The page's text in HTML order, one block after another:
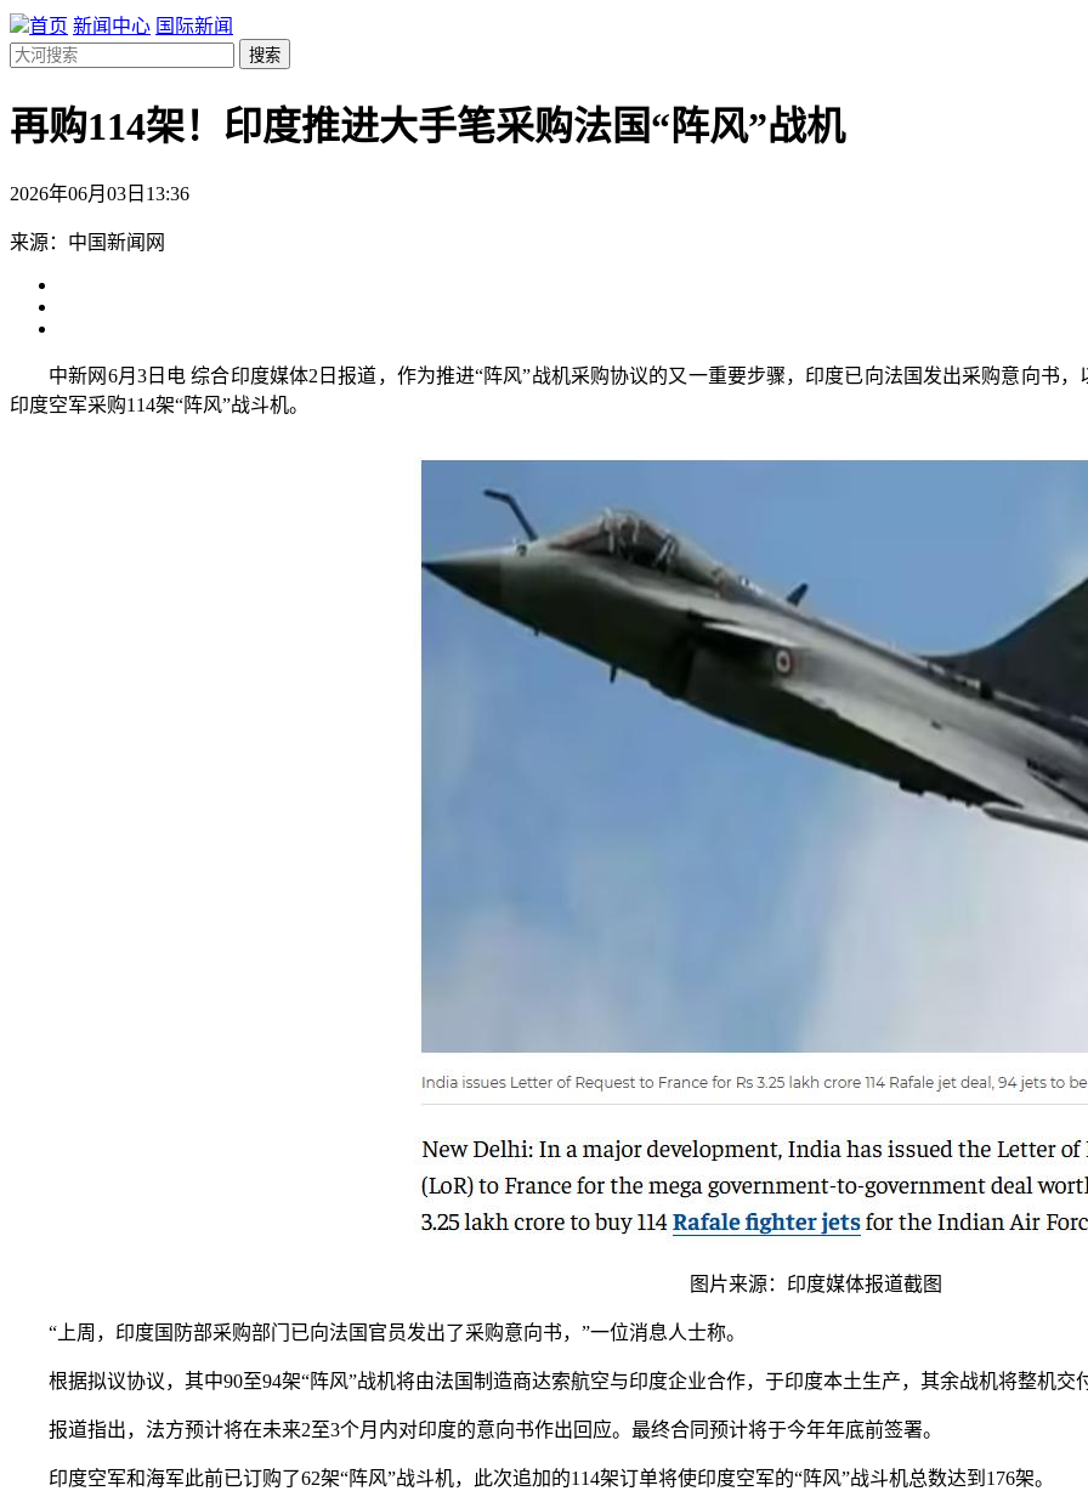
首页 新闻中心 国际新闻
搜索
再购114架！印度推进大手笔采购法国“阵风”战机
2026年06月03日13:36
来源：中国新闻网
中新网6月3日电 综合印度媒体2日报道，作为推进“阵风”战机采购协议的又一重要步骤，印度已向法国发出采购意向书，
印度空军采购114架“阵风”战斗机。
图片来源：印度媒体报道截图
“上周，印度国防部采购部门已向法国官员发出了采购意向书，”一位消息人士称。
根据拟议协议，其中90至94架“阵风”战机将由法国制造商达索航空与印度企业合作，于印度本土生产，其余战机将整机交
报道指出，法方预计将在未来2至3个月内对印度的意向书作出回应。最终合同预计将于今年年底前签署。
印度空军和海军此前已订购了62架“阵风”战斗机，此次追加的114架订单将使印度空军的“阵风”战斗机总数达到176架。